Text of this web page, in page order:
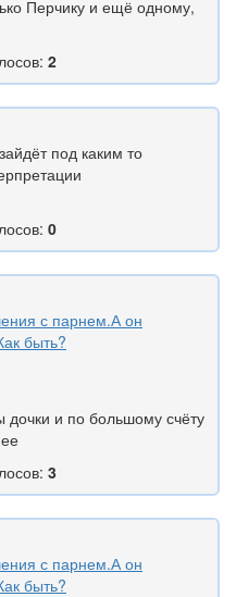
Перчику и ещё одному,
2
под каким то
0
с парнем.А он
быть?
и по большому счёту
3
с парнем.А он
быть?